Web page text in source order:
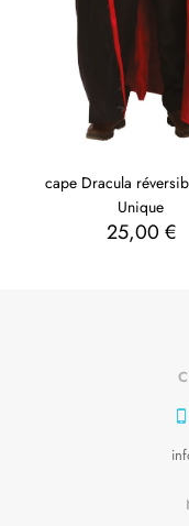
cape Dracula
Unique
25,00 €